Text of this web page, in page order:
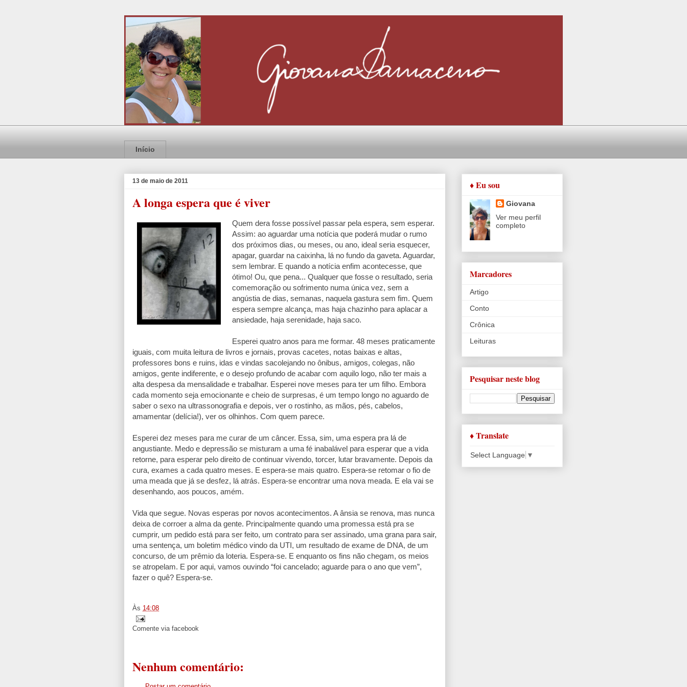
Início
13 de maio de 2011
A longa espera que é viver
Quem dera fosse possível passar pela espera, sem esperar.
Assim: ao aguardar uma notícia que poderá mudar o rumo
dos próximos dias, ou meses, ou ano, ideal seria esquecer,
apagar, guardar na caixinha, lá no fundo da gaveta. Aguardar,
sem lembrar. E quando a notícia enfim acontecesse, que
ótimo! Ou, que pena... Qualquer que fosse o resultado, seria
comemoração ou sofrimento numa única vez, sem a
angústia de dias, semanas, naquela gastura sem fim. Quem
espera sempre alcança, mas haja chazinho para aplacar a
ansiedade, haja serenidade, haja saco.
Esperei quatro anos para me formar. 48 meses praticamente
iguais, com muita leitura de livros e jornais, provas cacetes, notas baixas e altas,
professores bons e ruins, idas e vindas sacolejando no ônibus, amigos, colegas, não
amigos, gente indiferente, e o desejo profundo de acabar com aquilo logo, não ter mais a
alta despesa da mensalidade e trabalhar. Esperei nove meses para ter um filho. Embora
cada momento seja emocionante e cheio de surpresas, é um tempo longo no aguardo de
saber o sexo na ultrassonografia e depois, ver o rostinho, as mãos, pés, cabelos,
amamentar (delícia!), ver os olhinhos. Com quem parece.
Esperei dez meses para me curar de um câncer. Essa, sim, uma espera pra lá de
angustiante. Medo e depressão se misturam a uma fé inabalável para esperar que a vida
retorne, para esperar pelo direito de continuar vivendo, torcer, lutar bravamente. Depois da
cura, exames a cada quatro meses. E espera-se mais quatro. Espera-se retomar o fio de
uma meada que já se desfez, lá atrás. Espera-se encontrar uma nova meada. E ela vai se
desenhando, aos poucos, amém.
Vida que segue. Novas esperas por novos acontecimentos. A ânsia se renova, mas nunca
deixa de corroer a alma da gente. Principalmente quando uma promessa está pra se
cumprir, um pedido está para ser feito, um contrato para ser assinado, uma grana para sair,
uma sentença, um boletim médico vindo da UTI, um resultado de exame de DNA, de um
concurso, de um prêmio da loteria. Espera-se. E enquanto os fins não chegam, os meios
se atropelam. E por aqui, vamos ouvindo “foi cancelado; aguarde para o ano que vem”,
fazer o quê? Espera-se.
Às 14:08
Comente via facebook
Nenhum comentário:
♦ Eu sou
Giovana
Ver meu perfil
completo
Marcadores
Artigo
Conto
Crônica
Leituras
Pesquisar neste blog
♦ Translate
Select Language ▼